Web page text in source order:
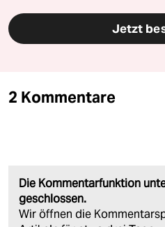
Jetzt
2 Kommentare
Die Kommentarfunktion
geschlossen.
Wir öffnen die